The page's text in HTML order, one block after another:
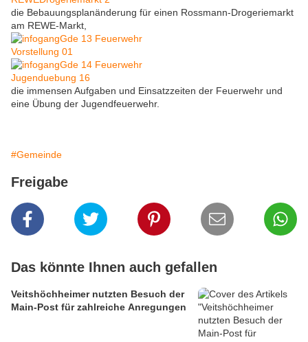
die Bebauungsplanänderung für einen Rossmann-Drogeriemarkt
am REWE-Markt,
die immensen Aufgaben und Einsatzzeiten der Feuerwehr und
eine Übung der Jugendfeuerwehr.
#Gemeinde
Freigabe
Das könnte Ihnen auch gefallen
Veitshöchheimer nutzten Besuch der
Main-Post für zahlreiche Anregungen